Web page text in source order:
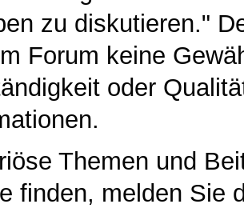
zu diskutieren."
Forum keine
oder
Themen und
finden, melden Sie